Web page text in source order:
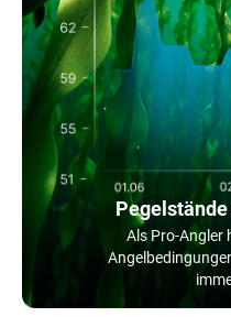
Als Pro-Angler